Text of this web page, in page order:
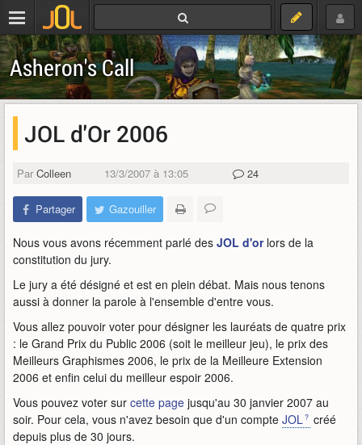
Asheron's Call
JOL d'Or 2006
Par Colleen 13/3/2007 à 13:05 24
Partager Gazouiller
Nous vous avons récemment parlé des JOL d'orlors de la
constitution du jury.
Le jury a été désigné et est en plein débat. Mais nous tenons
aussi à donner la parole à l'ensemble d'entre vous.
Vous allez pouvoir voter pour désigner les lauréats de quatre prix
: le Grand Prix du Public 2006 (soit le meilleur jeu), le prix des
Meilleurs Graphismes 2006, le prix de la Meilleure Extension
2006 et enfin celui du meilleur espoir 2006.
Vous pouvez voter sur cette page jusqu'au 30 janvier 2007 au
soir. Pour cela, vous n'avez besoin que d'un compte JOL
créé
depuis plus de 30 jours.